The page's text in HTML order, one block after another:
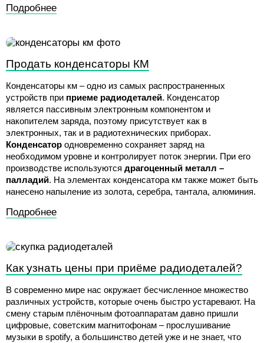
Подробнее
Продать конденсаторы КМ
Конденсаторы км – одно из самых распространенных
устройств при приеме радиодеталей. Конденсатор
является пассивным электронным компонентом и
накопителем заряда, поэтому присутствует как в
электронных, так и в радиотехнических приборах.
Конденсатор одновременно сохраняет заряд на
необходимом уровне и контролирует поток энергии. При его
производстве используются драгоценный металл –
палладий. На элементах конденсатора км также может быть
нанесено напыление из золота, серебра, тантала, алюминия.
Подробнее
Как узнать цены при приёме радиодеталей?
В современно мире нас окружает бесчисленное множество
различных устройств, которые очень быстро устаревают. На
смену старым плёночным фотоаппаратам давно пришли
цифровые, советским магнитофонам – прослушивание
музыки в spotify, а большинство детей уже и не знает, что